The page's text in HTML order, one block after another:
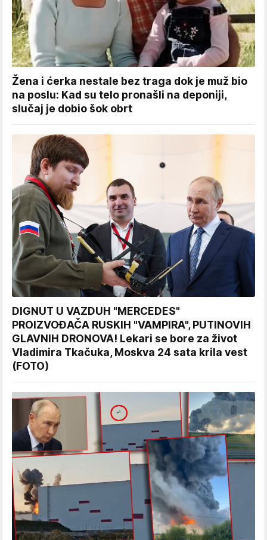
Žena i ćerka nestale bez traga dok je muž bio
na poslu: Kad su telo pronašli na deponiji,
slučaj je dobio šok obrt
DIGNUT U VAZDUH "MERCEDES"
PROIZVOĐAČA RUSKIH "VAMPIRA", PUTINOVIH
GLAVNIH DRONOVA! Lekari se bore za život
Vladimira Tkačuka, Moskva 24 sata krila vest
(FOTO)